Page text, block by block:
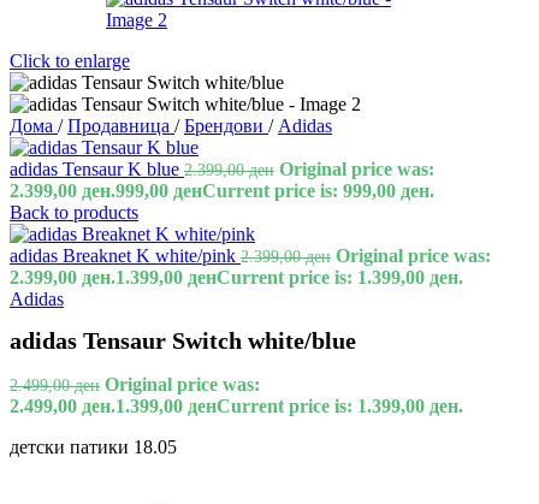
Click to enlarge
Дома / Продавница / Брендови / Adidas
adidas Tensaur K blue 2.399,00ден Original price was:
2.399,00 ден.999,00 денCurrent price is: 999,00 ден.
Back to products
adidas Breaknet K white/pink 2.399,00ден Original price was:
2.399,00 ден.1.399,00 денCurrent price is: 1.399,00 ден.
Adidas
adidas Tensaur Switch white/blue
2.499,00ден Original price was:
2.499,00 ден.1.399,00 денCurrent price is: 1.399,00 ден.
детски патики 18.05